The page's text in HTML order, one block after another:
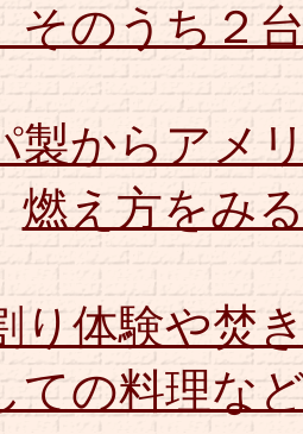
そのうち２
製からアメ
燃え方をみ
り体験や焚
ての料理な